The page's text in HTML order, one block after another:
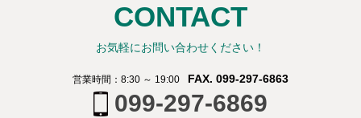
CONTACT
お気軽にお問い合わせください！
営業時間：8:30 ～ 19:00 FAX. 099-297-6863
099-297-6869